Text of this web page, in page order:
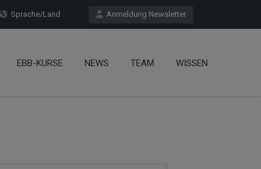
Anmeldung Newsletter
Sprache/Land
EBB-KURSE NEWS TEAM WISSEN